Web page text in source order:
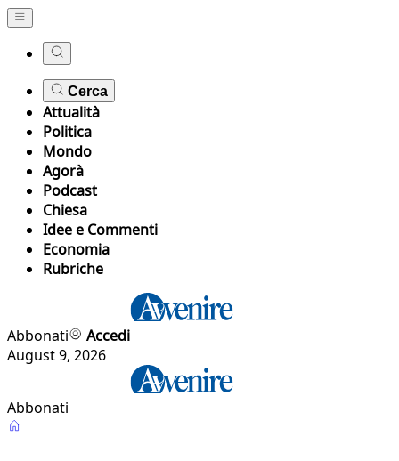
Cerca
Attualità
Politica
Mondo
Agorà
Podcast
Chiesa
Idee e Commenti
Economia
Rubriche
Abbonati
Accedi
August 9, 2026
Abbonati